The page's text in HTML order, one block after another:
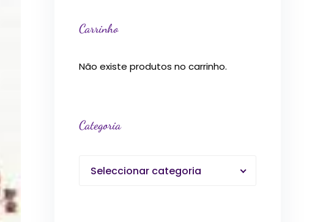
Carrinho
Não existe produtos no carrinho.
Categoria
Seleccionar categoria